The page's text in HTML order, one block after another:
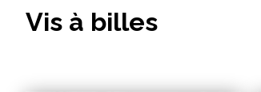
Vis à billes